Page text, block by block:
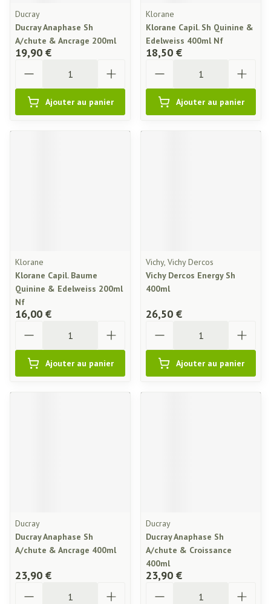
Ducray
Ducray Anaphase Sh
A/chute & Ancrage 200ml
19,90 €
Ajouter au panier
Klorane
Klorane Capil. Sh Quinine &
Edelweiss 400ml Nf
18,50 €
Ajouter au panier
Klorane
Klorane Capil. Baume
Quinine & Edelweiss 200ml
Nf
16,00 €
Ajouter au panier
Vichy, Vichy Dercos
Vichy Dercos Energy Sh
400ml
26,50 €
Ajouter au panier
Ducray
Ducray Anaphase Sh
A/chute & Ancrage 400ml
23,90 €
Ducray
Ducray Anaphase Sh
A/chute & Croissance
400ml
23,90 €